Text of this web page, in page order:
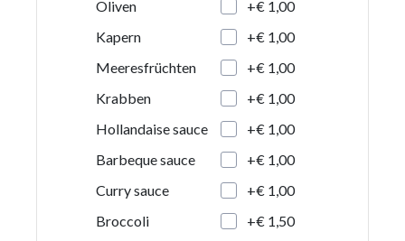
Oliven
+€ 1,00
Kapern
+€ 1,00
Meeresfrüchten
+€ 1,00
Krabben
+€ 1,00
Hollandaise sauce
+€ 1,00
Barbeque sauce
+€ 1,00
Curry sauce
+€ 1,00
Broccoli
+€ 1,50